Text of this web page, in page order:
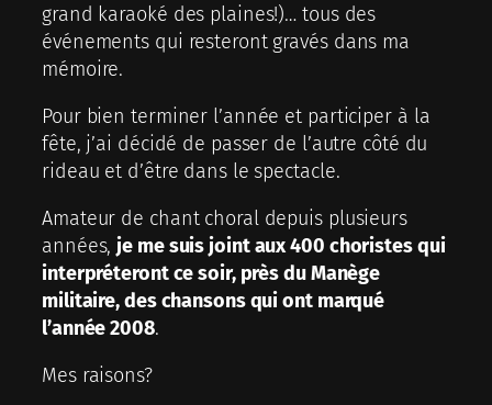
grand karaoké des plaines!)… tous des
événements qui resteront gravés dans ma
mémoire.
Pour bien terminer l’année et participer à la
fête, j’ai décidé de passer de l’autre côté du
rideau et d’être dans le spectacle.
Amateur de chant choral depuis plusieurs
années,je me suis joint aux 400 choristes qui
interpréteront ce soir, près du Manège
militaire, des chansons qui ont marqué
l’année 2008.
Mes raisons?